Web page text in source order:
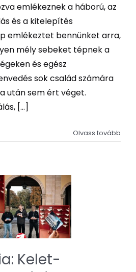
emlékeznek a háború, az
és a kitelepítés
emlékeztet bennünket arra,
mély sebeket tépnek a
és egész
sok család számára
után sem ért véget.
[...]
Olvass tovább
Kelet-